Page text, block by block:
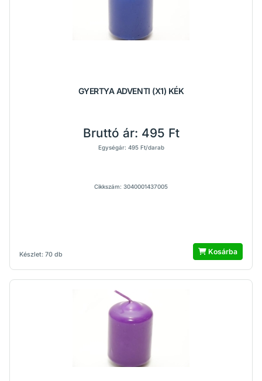
GYERTYA ADVENTI (X1) KÉK
Készlet: 70 db
Bruttó ár: 495 Ft
Egységár: 495 Ft/darab
Cikkszám: 3040001437005
Kosárba